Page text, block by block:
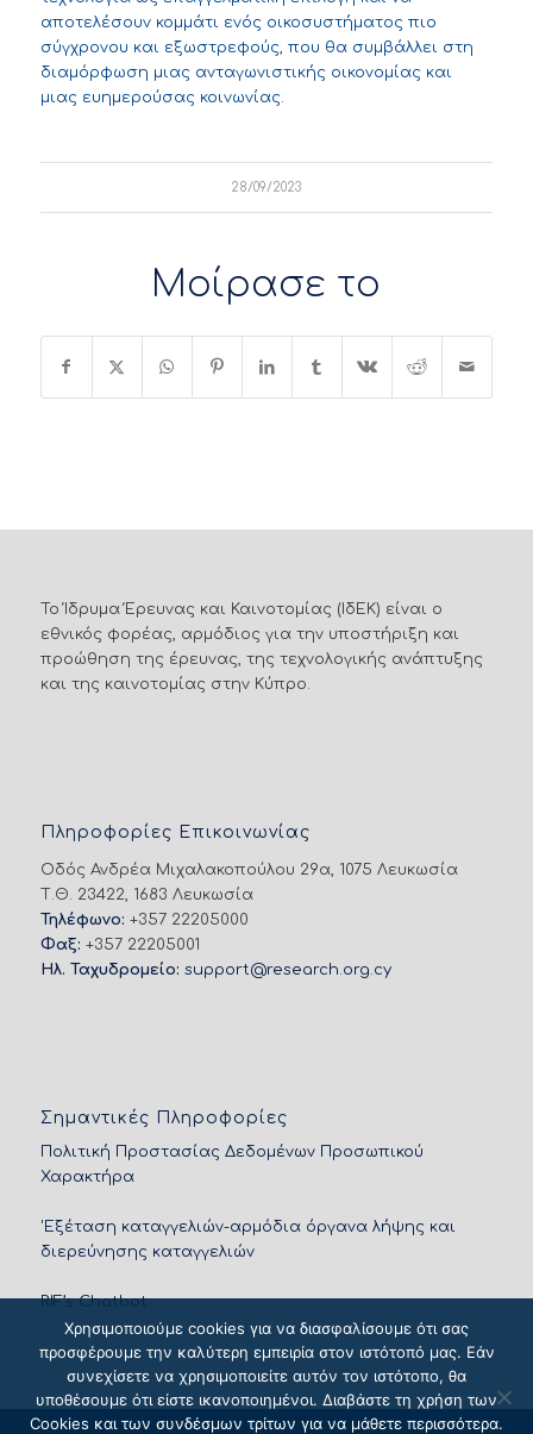
αποτελέσουν κομμάτι ενός οικοσυστήματος πιο
σύγχρονου και εξωστρεφούς, που θα συμβάλλει στη
διαμόρφωση μιας ανταγωνιστικής οικονομίας και
μιας ευημερούσας κοινωνίας.
28/09/2023
Μοίρασε το
Το Ίδρυμα Έρευνας και Καινοτομίας (ΙδΕΚ) είναι ο
εθνικός φορέας, αρμόδιος για την υποστήριξη και
προώθηση της έρευνας, της τεχνολογικής ανάπτυξης
και της καινοτομίας στην Κύπρο.
Πληροφορίες Επικοινωνίας
Οδός Ανδρέα Μιχαλακοπούλου 29α, 1075 Λευκωσία
Τ.Θ. 23422, 1683 Λευκωσία
Τηλέφωνο: +357 22205000
Φαξ: +357 22205001
Ηλ. Ταχυδρομείο: support@research.org.cy
Σημαντικές Πληροφορίες
Πολιτική Προστασίας Δεδομένων Προσωπικού
Χαρακτήρα
'Εξέταση καταγγελιών-αρμόδια όργανα λήψης και
διερεύνησης καταγγελιών
RIF’s Chatbot
Χρησιμοποιούμε cookies για να διασφαλίσουμε ότι σας
προσφέρουμε την καλύτερη εμπειρία στον ιστότοπό μας. Εάν
συνεχίσετε να χρησιμοποιείτε αυτόν τον ιστότοπο, θα
υποθέσουμε ότι είστε ικανοποιημένοι. Διαβάστε τη χρήση των
Cookies και των συνδέσμων τρίτων για να μάθετε περισσότερα.